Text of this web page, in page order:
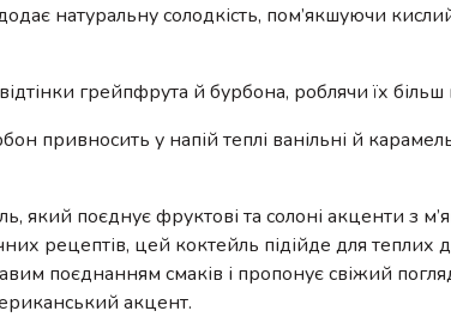
натуральну солодкість, пом’якшуючи
грейпфрута й бурбона, роблячи їх
привносить у напій теплі ванільні й
поєднує фруктові та солоні акценти з
рецептів, цей коктейль підійде для теплих
поєднанням смаків і пропонує свіжий
акцент.